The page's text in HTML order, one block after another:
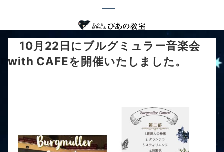
10月22日にブルグミュラー音楽会
with CAFEを開催いたしました。